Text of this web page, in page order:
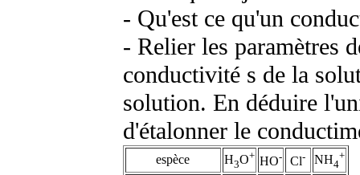
- Qu'est ce qu'un
- Relier les paramètres
conductivité s de la
solution. En déduire
d'étalonner le
espèce H3O+ HO- Cl- NH4
+